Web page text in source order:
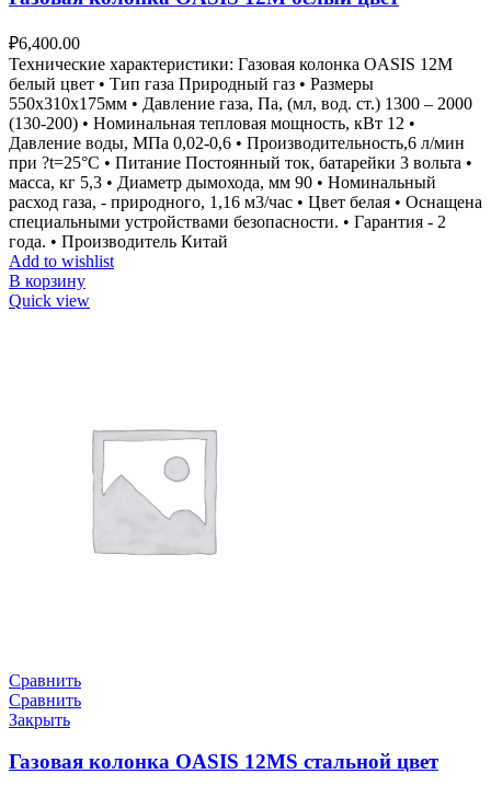
₽6,400.00
Технические характеристики: Газовая колонка OASIS 12M
белый цвет • Тип газа Природный газ • Размеры
550х310х175мм • Давление газа, Па, (мл, вод. ст.) 1300 – 2000
(130-200) • Номинальная тепловая мощность, кВт 12 •
Давление воды, МПа 0,02-0,6 • Производительность,6 л/мин
при ?t=25°С • Питание Постоянный ток, батарейки 3 вольта •
масса, кг 5,3 • Диаметр дымохода, мм 90 • Номинальный
расход газа, - природного, 1,16 м3/час • Цвет белая • Оснащена
специальными устройствами безопасности. • Гарантия - 2
года. • Производитель Китай
Add to wishlist
В корзину
Quick view
Сравнить
Сравнить
Закрыть
Газовая колонка OASIS 12MS стальной цвет